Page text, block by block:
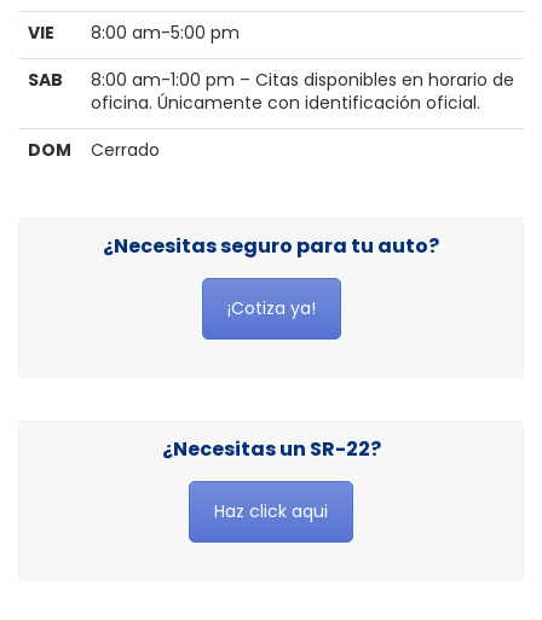
VIE
8:00 am-5:00 pm
SAB
8:00 am-1:00 pm – Citas disponibles en horario de
oficina. Únicamente con identificación oficial.
DOM
Cerrado
¿Necesitas seguro para tu auto?
¡Cotiza ya!
¿Necesitas un SR-22?
Haz click aqui